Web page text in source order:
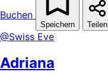
Buchen
Speichern Teilen
@Swiss Eve
Adriana